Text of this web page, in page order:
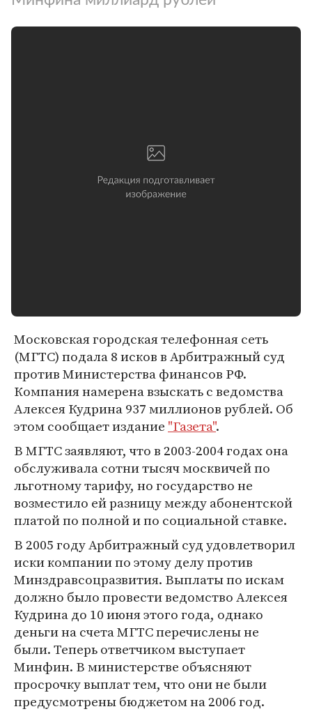
Московская городская телефонная сеть
(МГТС) подала 8 исков в Арбитражный суд
против Министерства финансов РФ.
Компания намерена взыскать с ведомства
Алексея Кудрина 937 миллионов рублей. Об
этом сообщает издание "Газета".
В МГТС заявляют, что в 2003-2004 годах она
обслуживала сотни тысяч москвичей по
льготному тарифу, но государство не
возместило ей разницу между абонентской
платой по полной и по социальной ставке.
В 2005 году Арбитражный суд удовлетворил
иски компании по этому делу против
Минздравсоцразвития. Выплаты по искам
должно было провести ведомство Алексея
Кудрина до 10 июня этого года, однако
деньги на счета МГТС перечислены не
были. Теперь ответчиком выступает
Минфин. В министерстве объясняют
просрочку выплат тем, что они не были
предусмотрены бюджетом на 2006 год.